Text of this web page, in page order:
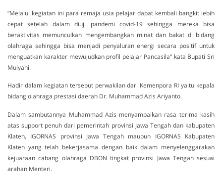
“Melalui kegiatan ini para remaja usia pelajar dapat kembali bangkit lebih
cepat setelah dalam diuji pandemi covid-19 sehingga mereka bisa
beraktivitas memunculkan mengembangkan minat dan bakat di bidang
olahraga sehingga bisa menjadi penyaluran energi secara positif untuk
menguatkan karakter mewujudkan profil pelajar Pancasila” kata Bupati Sri
Mulyani.
Hadir dalam kegiatan tersebut perwakilan dari Kemenpora RI yaitu kepala
bidang olahraga prestasi daerah Dr. Muhammad Azis Ariyanto.
Dalam sambutannya Muhammad Azis menyampaikan rasa terima kasih
atas support penuh dari pemerintah provinsi Jawa Tengah dan kabupaten
Klaten, IGORNAS provinsi Jawa Tengah maupun IGORNAS Kabupaten
Klaten yang telah bekerjasama dengan baik dalam menyelenggarakan
kejuaraan cabang olahraga DBON tingkat provinsi Jawa Tengah sesuai
arahan Menteri.